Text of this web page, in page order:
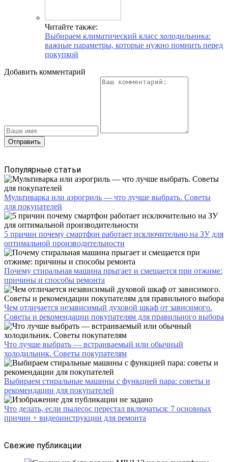
Читайте также:
Выбираем климатический класс холодильника:
важные параметры, которые нужно помнить перед
покупкой
Добавить комментарий
Популярные статьи
Мультиварка или аэрогриль — что лучше выбрать. Советы
для покупателей
5 причин почему смартфон работает исключительно на ЗУ для
оптимальной производительности
Почему стиральная машина прыгает и смещается при отжиме:
причины и способы ремонта
Чем отличается независимый духовой шкаф от зависимого.
Советы и рекомендации покупателям для правильного выбора
Что лучше выбрать — встраиваемый или обычный
холодильник. Советы покупателям
Выбираем стиральные машины с функцией пара: советы и
рекомендации для покупателей
Что делать, если пылесос перестал включаться: 7 основных
причин + видеоинструкции для ремонта
Свежие публикации